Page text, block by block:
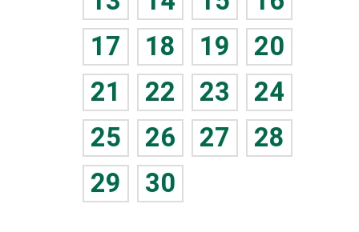
17
18 19
20
21
22 23
24
25
26 27
28
29
30